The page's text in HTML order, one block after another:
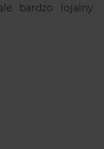
bardzo lojalny